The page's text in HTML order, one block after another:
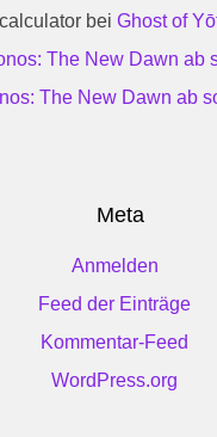
bei Ghost of
The New Dawn ab
The New Dawn ab
Meta
Anmelden
Feed der Einträge
Kommentar-Feed
WordPress.org